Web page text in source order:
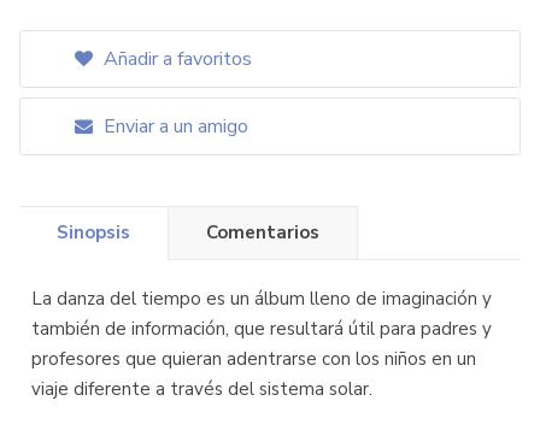
Añadir a favoritos
Enviar a un amigo
Sinopsis Comentarios
La danza del tiempo es un álbum lleno de imaginación y
también de información, que resultará útil para padres y
profesores que quieran adentrarse con los niños en un
viaje diferente a través del sistema solar.